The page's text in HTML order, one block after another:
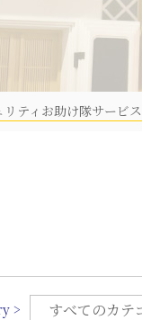
リティお助け隊サービス
>